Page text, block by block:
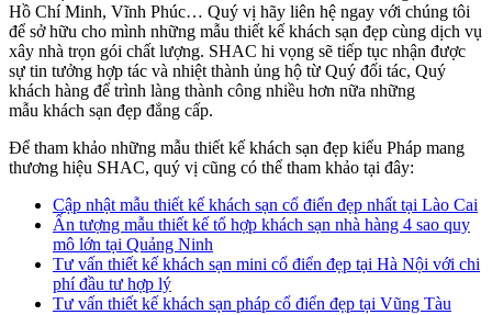
Hồ Chí Minh, Vĩnh Phúc… Quý vị hãy liên hệ ngay với chúng tôi
để sở hữu cho mình những mẫu thiết kế khách sạn đẹp cùng dịch vụ
xây nhà trọn gói chất lượng. SHAC hi vọng sẽ tiếp tục nhận được
sự tin tưởng hợp tác và nhiệt thành ủng hộ từ Quý đối tác, Quý
khách hàng để trình làng thành công nhiều hơn nữa những
mẫu khách sạn đẹp đẳng cấp.
Để tham khảo những mẫu thiết kế khách sạn đẹp kiểu Pháp mang
thương hiệu SHAC, quý vị cũng có thể tham khảo tại đây:
Cập nhật mẫu thiết kế khách sạn cổ điển đẹp nhất tại Lào Cai
Ấn tượng mẫu thiết kế tổ hợp khách sạn nhà hàng 4 sao quy
mô lớn tại Quảng Ninh
Tư vấn thiết kế khách sạn mini cổ điển đẹp tại Hà Nội với chi
phí đầu tư hợp lý
Tư vấn thiết kế khách sạn pháp cổ điển đẹp tại Vũng Tàu